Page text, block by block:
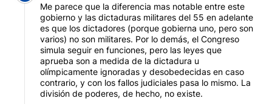
Me parece que la diferencia mas notable entre este
gobierno y las dictaduras militares del 55 en adelante
es que los dictadores (porque gobierna uno, pero son
varios) no son militares. Por lo demás, el Congreso
simula seguir en funciones, pero las leyes que
aprueba son a medida de la dictadura u
olímpicamente ignoradas y desobedecidas en caso
contrario, y con los fallos judiciales pasa lo mismo. La
división de poderes, de hecho, no existe.